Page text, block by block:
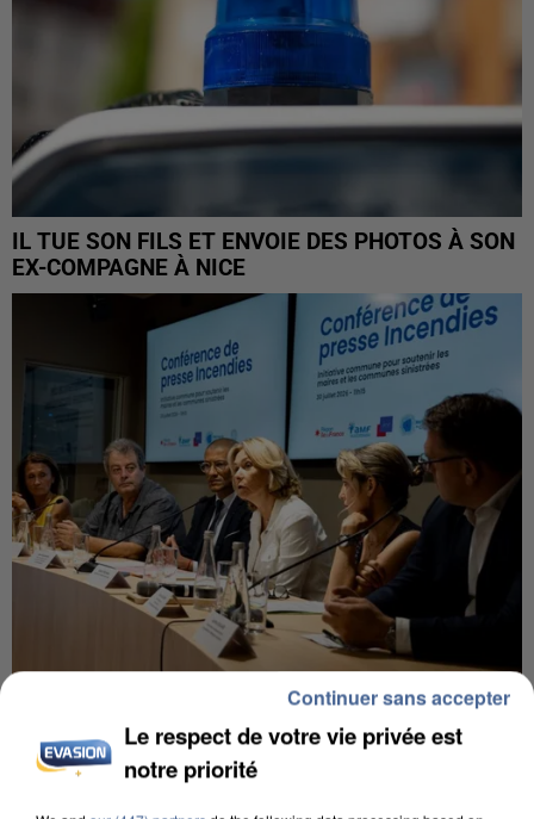
IL TUE SON FILS ET ENVOIE DES PHOTOS À SON
EX-COMPAGNE À NICE
INCENDIES : L’ÎLE-DE-FRANCE LANCE UN ÉLAN
DE SOLIDARITÉ AVEC LES...
Le respect de votre vie privée est
notre priorité
Continuer sans accepter